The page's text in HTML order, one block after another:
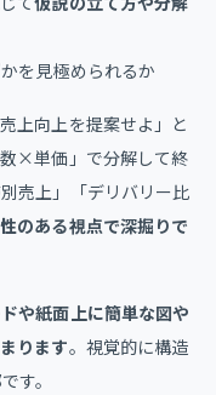
を見極められるか
上向上を提案せよ」と
×単価」で分解して終
売上」「デリバリー比
のある視点で深掘りで
や紙面上に簡単な図や
ります。視覚的に構造
す。